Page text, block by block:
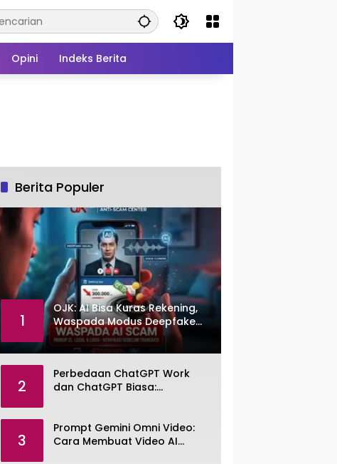
Opini Indeks Berita
Berita Populer
1
OJK: AI Bisa Kuras Rekening,
Waspada Modus Deepfake
dan Voice Cloning
2
Perbedaan ChatGPT Work
dan ChatGPT Biasa:
3
Prompt Gemini Omni Video:
Cara Membuat Video AI